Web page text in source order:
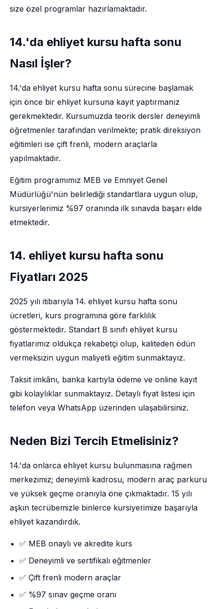
size özel programlar hazırlamaktadır.
14.'da ehliyet kursu hafta sonu
Nasıl İşler?
14.'da ehliyet kursu hafta sonu sürecine başlamak
için önce bir ehliyet kursuna kayıt yaptırmanız
gerekmektedir. Kursumuzda teorik dersler deneyimli
öğretmenler tarafından verilmekte; pratik direksiyon
eğitimleri ise çift frenli, modern araçlarla
yapılmaktadır.
Eğitim programımız MEB ve Emniyet Genel
Müdürlüğü'nün belirlediği standartlara uygun olup,
kursiyerlerimiz %97 oranında ilk sınavda başarı elde
etmektedir.
14. ehliyet kursu hafta sonu
Fiyatları 2025
2025 yılı itibarıyla 14. ehliyet kursu hafta sonu
ücretleri, kurs programına göre farklılık
göstermektedir. Standart B sınıfı ehliyet kursu
fiyatlarımız oldukça rekabetçi olup, kaliteden ödün
vermeksizin uygun maliyetli eğitim sunmaktayız.
Taksit imkânı, banka kartıyla ödeme ve online kayıt
gibi kolaylıklar sunmaktayız. Detaylı fiyat listesi için
telefon veya WhatsApp üzerinden ulaşabilirsiniz.
Neden Bizi Tercih Etmelisiniz?
14.'da onlarca ehliyet kursu bulunmasına rağmen
merkezimiz; deneyimli kadrosu, modern araç parkuru
ve yüksek geçme oranıyla öne çıkmaktadır. 15 yılı
aşkın tecrübemizle binlerce kursiyerimize başarıyla
ehliyet kazandırdık.
✅ MEB onaylı ve akredite kurs
✅ Deneyimli ve sertifikalı eğitmenler
✅ Çift frenli modern araçlar
✅ %97 sınav geçme oranı